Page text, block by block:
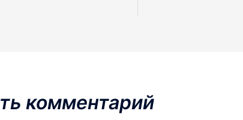
комментарий